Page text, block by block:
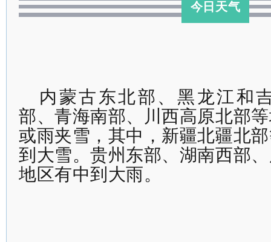
今日天气
内蒙古东北部、黑龙江和
部、青海南部、川西高原北部
或雨夹雪，其中，新疆北疆北
到大雪。贵州东部、湖南西部
地区有中到大雨。